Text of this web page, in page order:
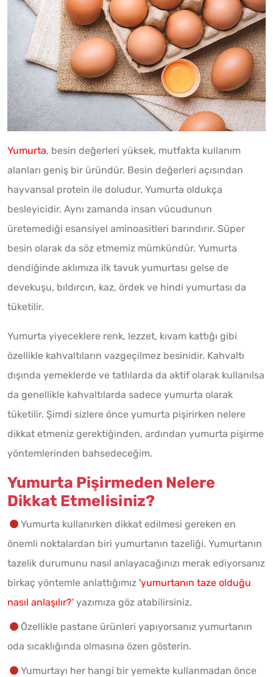
Yumurta, besin değerleri yüksek, mutfakta kullanım
alanları geniş bir üründür. Besin değerleri açısından
hayvansal protein ile doludur. Yumurta oldukça
besleyicidir. Aynı zamanda insan vücudunun
üretemediği esansiyel aminoasitleri barındırır. Süper
besin olarak da söz etmemiz mümkündür. Yumurta
dendiğinde aklımıza ilk tavuk yumurtası gelse de
devekuşu, bıldırcın, kaz, ördek ve hindi yumurtası da
tüketilir.
Yumurta yiyeceklere renk, lezzet, kıvam kattığı gibi
özellikle kahvaltıların vazgeçilmez besinidir. Kahvaltı
dışında yemeklerde ve tatlılarda da aktif olarak kullanılsa
da genellikle kahvaltılarda sadece yumurta olarak
tüketilir. Şimdi sizlere önce yumurta pişirirken nelere
dikkat etmeniz gerektiğinden, ardından yumurta pişirme
yöntemlerinden bahsedeceğim.
Yumurta Pişirmeden Nelere
Dikkat Etmelisiniz?
Yumurta kullanırken dikkat edilmesi gereken en
önemli noktalardan biri yumurtanın tazeliği. Yumurtanın
tazelik durumunu nasıl anlayacağınızı merak ediyorsanız
birkaç yöntemle anlattığımız 'yumurtanın taze olduğu
nasıl anlaşılır?' yazımıza göz atabilirsiniz.
Özellikle pastane ürünleri yapıyorsanız yumurtanın
oda sıcaklığında olmasına özen gösterin.
Yumurtayı her hangi bir yemekte kullanmadan önce